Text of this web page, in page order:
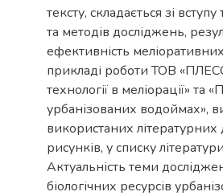
тексту, складається зі
та методів досліджень,
ефективність
прикладі роботи ТОВ
технології в меліорації»
урбанізованих водоймах»,
використаних
рисунків, у списку
Актуальність теми
біологічних ресурсів